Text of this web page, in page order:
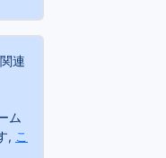
連
ム
, こ